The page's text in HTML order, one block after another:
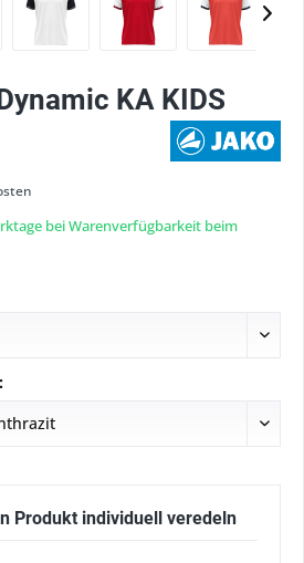
KA KIDS
bei Warenverfügbarkeit beim
Produkt individuell veredeln